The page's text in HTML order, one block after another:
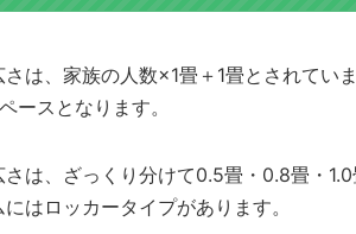
は、家族の人数×1畳＋1畳とされてい
ースとなります。
さは、ざっくり分けて0.5畳・0.8畳・
はロッカータイプがあります。